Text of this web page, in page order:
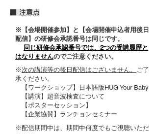
​■ 注意点
※【会場開催参加】と【会場開催申込者用後日
配信】の研修会承認番号は同じです。
同じ研修会承認番号では、2つの受講履歴と
はなりませんのでご注意ください。
※ 次の講演等の後日配信はございません。 ご了
承ください。
【ワークショップ】日本語版HUG Your Baby
【講演】超音波検査について
【ポスターセッション】
【企業協賛】ランチョンセミナー
​※配信期間中は、期間中何度でもご視聴いただ